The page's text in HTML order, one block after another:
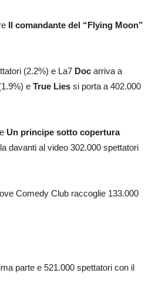
Il comandante del “Flying Moon”
(2.2%) e La7 Doc arriva a
e True Lies si porta a 402.000
Un principe sotto copertura
davanti al video 302.000 spettatori
Comedy Club raccoglie 133.000
parte e 521.000 spettatori con il